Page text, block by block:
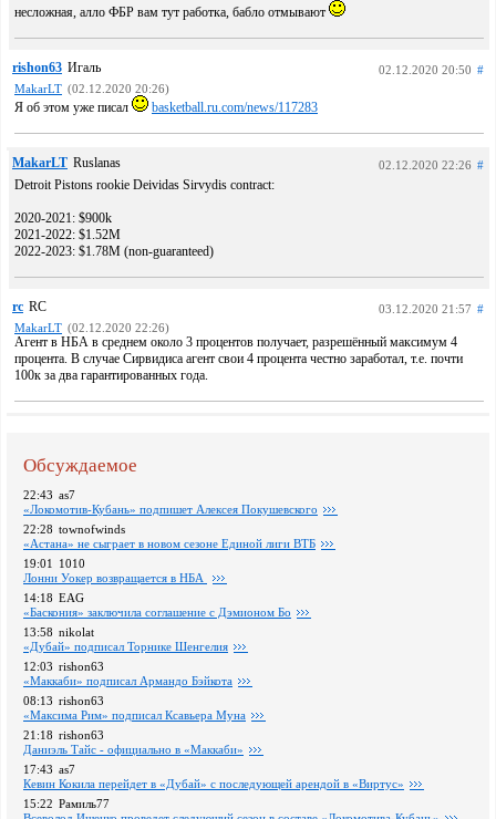
несложная, алло ФБР вам тут работка, бабло отмывают
rishon63 Игаль 02.12.2020 20:50 #
MakarLT (02.12.2020 20:26)
Я об этом уже писал basketball.ru.com/news/117283
MakarLT Ruslanas 02.12.2020 22:26 #
Detroit Pistons rookie Deividas Sirvydis contract:
2020-2021: $900k
2021-2022: $1.52M
2022-2023: $1.78M (non-guaranteed)
rc RC 03.12.2020 21:57 #
MakarLT (02.12.2020 22:26)
Агент в НБА в среднем около 3 процентов получает, разрешённый максимум 4
процента. В случае Сирвидиса агент свои 4 процента честно заработал, т.е. почти
100к за два гарантированных года.
Обсуждаемое
22:43 as7
«Локомотив-Кубань» подпишет Алексея Покушевского
22:28 townofwinds
«Астана» не сыграет в новом сезоне Единой лиги ВТБ
19:01
1010
Лонни Уокер возвращается в НБА
14:18 EAG
«Баскония» заключила соглашение с Дэмионом Бо
13:58 nikolat
«Дубай» подписал Торнике Шенгелия
12:03 rishon63
«Маккаби» подписал Армандо Бэйкота
08:13 rishon63
«Максима Рим» подписал Ксавьера Муна
21:18 rishon63
Даниэль Тайс - официально в «Маккаби»
17:43 as7
Кевин Кокила перейдет в «Дубай» с последующей арендой в «Виртус»
15:22 Рамиль77